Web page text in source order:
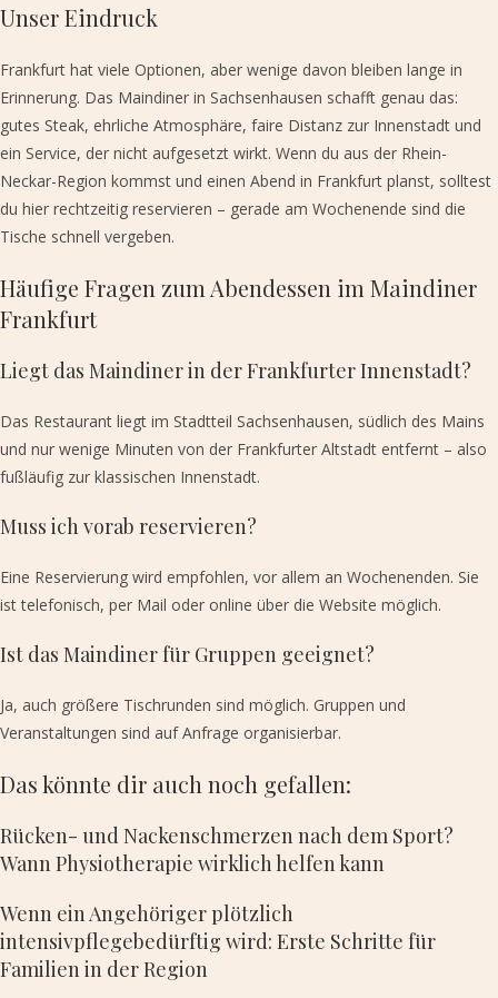
Unser Eindruck
Frankfurt hat viele Optionen, aber wenige davon bleiben lange in
Erinnerung. Das Maindiner in Sachsenhausen schafft genau das:
gutes Steak, ehrliche Atmosphäre, faire Distanz zur Innenstadt und
ein Service, der nicht aufgesetzt wirkt. Wenn du aus der Rhein-
Neckar-Region kommst und einen Abend in Frankfurt planst, solltest
du hier rechtzeitig reservieren – gerade am Wochenende sind die
Tische schnell vergeben.
Häufige Fragen zum Abendessen im Maindiner
Frankfurt
Liegt das Maindiner in der Frankfurter Innenstadt?
Das Restaurant liegt im Stadtteil Sachsenhausen, südlich des Mains
und nur wenige Minuten von der Frankfurter Altstadt entfernt – also
fußläufig zur klassischen Innenstadt.
Muss ich vorab reservieren?
Eine Reservierung wird empfohlen, vor allem an Wochenenden. Sie
ist telefonisch, per Mail oder online über die Website möglich.
Ist das Maindiner für Gruppen geeignet?
Ja, auch größere Tischrunden sind möglich. Gruppen und
Veranstaltungen sind auf Anfrage organisierbar.
Das könnte dir auch noch gefallen:
Rücken- und Nackenschmerzen nach dem Sport?
Wann Physiotherapie wirklich helfen kann
Wenn ein Angehöriger plötzlich
intensivpflegebedürftig wird: Erste Schritte für
Familien in der Region